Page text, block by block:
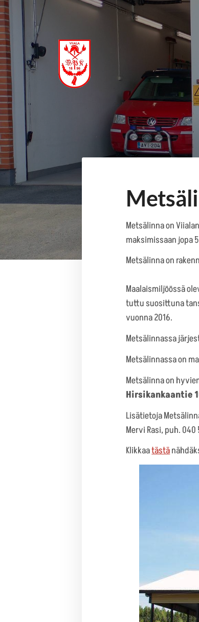
Siirry
sivun
sisältöön
Viialan Vapaaehtoinen
Metsälinna on
maksimissaan jopa
Metsälinna on
Maalaismiljöössä
tuttu suosittuna
vuonna 2016.
Metsälinnassa
Metsälinnassa on
Metsälinna on
Hirsikankaantie
Lisätietoja
Mervi Rasi, puh. 040
Klikkaatästä